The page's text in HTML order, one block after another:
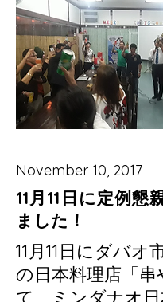
November 10, 2017
11月11日に定例懇
ました！
11月11日にダバオ
の日本料理店「串
て、ミンダナオ